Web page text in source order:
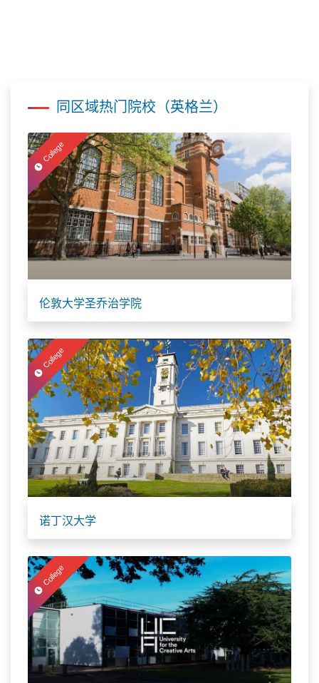
同区域热门院校（英格兰）
College
伦敦大学圣乔治学院
College
诺丁汉大学
College